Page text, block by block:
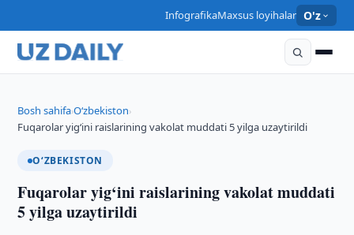
InfografikaMaxsus loyihalar O'z
Bosh sahifa›O‘zbekiston›
Fuqarolar yig‘ini raislarining vakolat muddati 5 yilga uzaytirildi
O‘ZBEKISTON
Fuqarolar yig‘ini raislarining vakolat muddati
5 yilga uzaytirildi